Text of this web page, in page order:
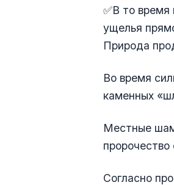
✅В то время
ущелья
Природа
Во время
каменных
Местные
пророчество
Согласно